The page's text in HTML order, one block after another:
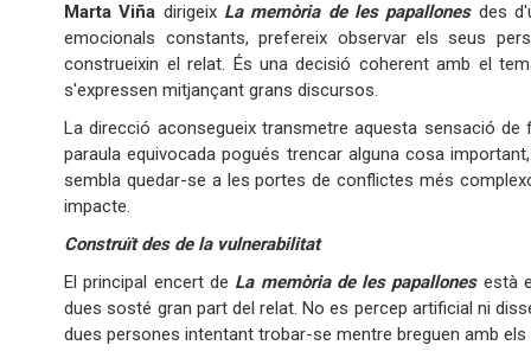
Marta Viña dirigeix ​​ La memòria de les papallonesdes
emocionals constants, prefereix observar els seus
construeixin el relat. És una decisió coherent amb el
s'expressen mitjançant grans discursos.
La direcció aconsegueix transmetre aquesta sensació
paraula equivocada pogués trencar alguna cosa
sembla quedar-se a les portes de conflictes més
impacte.
Construït des de la vulnerabilitat
El principal encert de La memòria de les papallonesestà
dues sosté gran part del relat. No es percep artificial ni
dues persones intentant trobar-se mentre breguen amb